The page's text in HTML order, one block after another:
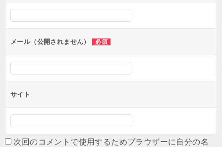
シ
ンメール（公開されません） 必須
サイト
次回のコメントで使用するためブラウザーに自分の名